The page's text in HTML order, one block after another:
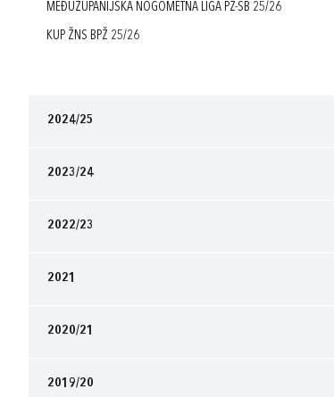
MEĐUŽUPANIJSKA NOGOMETNA LIGA PŽ-SB 25/26
KUP ŽNS BPŽ 25/26
2024/25
2023/24
2022/23
2021
2020/21
2019/20